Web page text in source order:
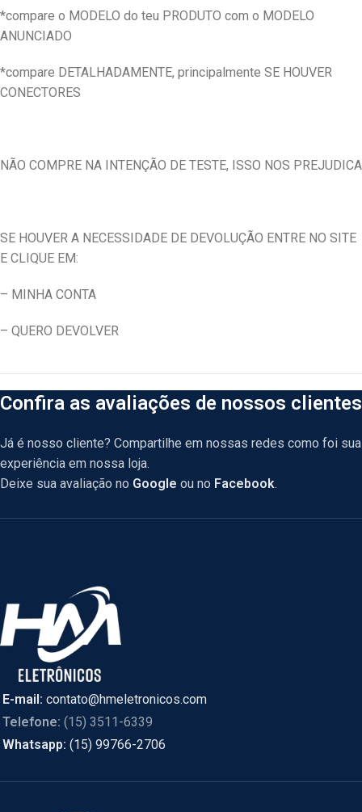
*compare o MODELO do teu PRODUTO com o MODELO
ANUNCIADO
*compare DETALHADAMENTE, principalmente SE HOUVER
CONECTORES
NÃO COMPRE NA INTENÇÃO DE TESTE, ISSO NOS PREJUDICA
SE HOUVER A NECESSIDADE DE DEVOLUÇÃO ENTRE NO SITE
E CLIQUE EM:
– MINHA CONTA
– QUERO DEVOLVER
Confira as avaliações de nossos clientes
Já é nosso cliente? Compartilhe em nossas redes como foi sua
experiência em nossa loja.
Deixe sua avaliação no Google ou no Facebook.
E-mail: contato@hmeletronicos.com
Telefone: (15) 3511-6339
Whatsapp: (15) 99766-2706